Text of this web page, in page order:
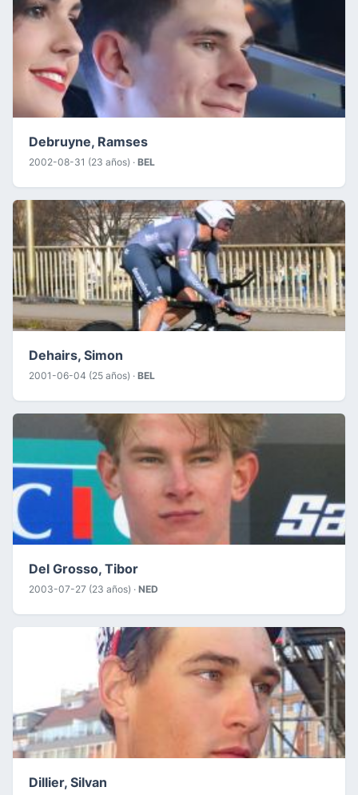
Debruyne, Ramses
2002-08-31 (23 años) · BEL
Dehairs, Simon
2001-06-04 (25 años) · BEL
Del Grosso, Tibor
2003-07-27 (23 años) · NED
Dillier, Silvan